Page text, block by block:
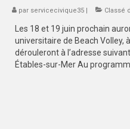
par servicecivique35| Classé
Les 18 et 19 juin prochain
universitaire de Beach Volley,
dérouleront à l’adresse
Étables-sur-Mer Au